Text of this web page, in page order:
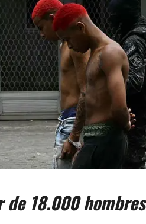
18.000 hombres